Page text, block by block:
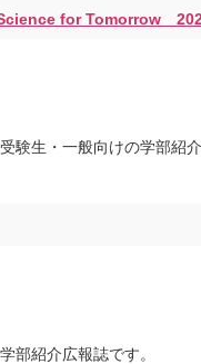
for Tomorrow
験生・一般向けの学部紹介
部紹介広報誌です。